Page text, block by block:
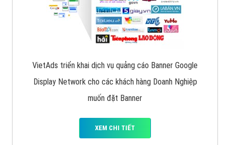
VietAds triển khai dịch vụ quảng cáo Banner Google
Display Network cho các khách hàng Doanh Nghiệp
muốn đặt Banner
XEM CHI TIẾT